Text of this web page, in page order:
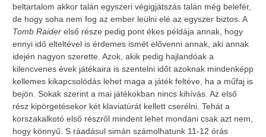
beltartalom akkor talán egyszeri végigjátszás talán még belefér,
de hogy soha nem fog az ember leülni elé az egyszer biztos. A
Tomb Raider első része pedig pont ékes példája annak, hogy
ennyi idő elteltével is érdemes ismét elővenni annak, aki annak
idején nagyon szerette. Azok, akik pedig hajlandóak a
kilencvenes évek játékaira is szentelni időt azoknak mindenképp
kellemes kikapcsolódás lehet maga a játék feltéve, ha a műfaj is
bejön. Sokak szerint a mai játékokban nincs kihívás. Az első
rész kipörgetésekor két klaviatúrát kellett cserélni. Tehát a
korszakalkotó első részről mindent lehet mondani csak azt nem,
hogy könnyű. S ráadásul simán számolhatunk 11-12 órás